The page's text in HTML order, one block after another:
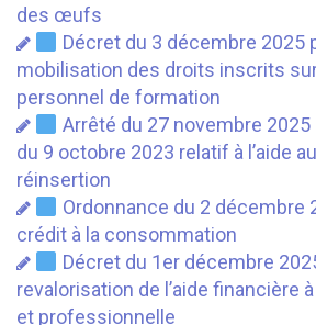
des œufs
Décret du 3 décembre 2025
mobilisation des droits inscrits
personnel de formation
Arrêté du 27 novembre 2025
du 9 octobre 2023 relatif à l’aide
réinsertion
Ordonnance du 2 décembre
crédit à la consommation
Décret du 1er décembre
revalorisation de l’aide financière
et professionnelle